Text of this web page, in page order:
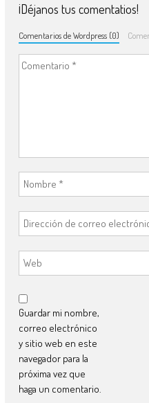
¡Déjanos tus comentatios!
Comentarios de Wordpress (0)
Guardar mi nombre,
correo electrónico
y sitio web en este
navegador para la
próxima vez que
haga un comentario.